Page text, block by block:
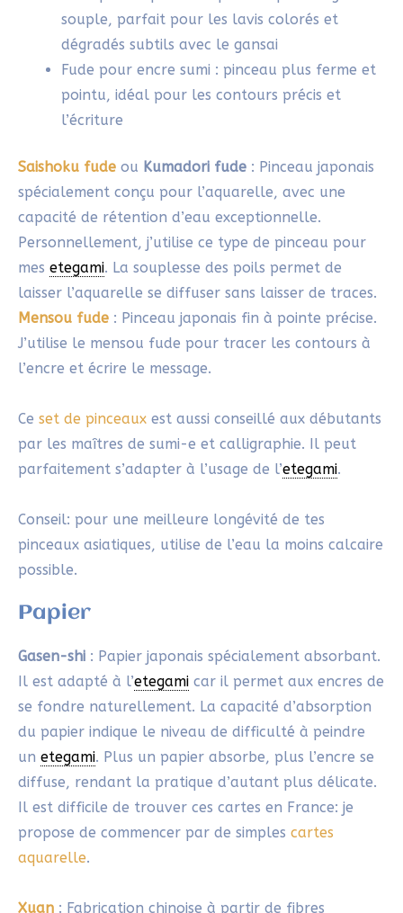
papier pour maintenir ton washi en place pendant
que tu peins. De gros bambous coupés en tronçon
sont particulièrement pratiques pour supporter les
pinceaux séparément.
riz. Il absorbe l’excédent d’encre et d’eau, et
protège efficacement la surface de travail des
débordements.
Techniques et concepts artistiques
fibres du papier absorbant. Ce phénomène
notre état mental, le rythme de notre respiration et
donnent de la vibrance aux dessins.
IV. Applications concrètes
d’un concept etegami
Maintiens la posture
etegami
: dos droit et pinceau
à la verticale, entre deux doigts, tenu à l’extrémité